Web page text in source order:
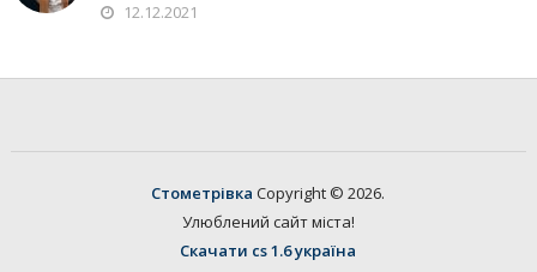
12.12.2021
Стометрівка Copyright © 2026.
Улюблений сайт міста!
Скачати cs 1.6 україна